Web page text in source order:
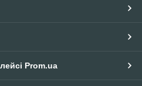
Prom.ua